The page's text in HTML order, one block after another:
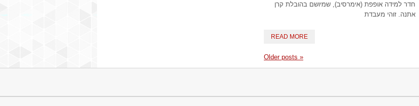
חדר למידה אופפת (אימרסיב), שמיושם בהובלת קרן
אתנה. זוהי מעבדת
READ MORE
«